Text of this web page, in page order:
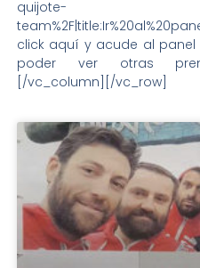
quijote-
click aquí y acude al
poder ver otras
[/vc_column][/vc_row]